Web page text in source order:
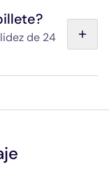
ida, para
de 24
días siguientes